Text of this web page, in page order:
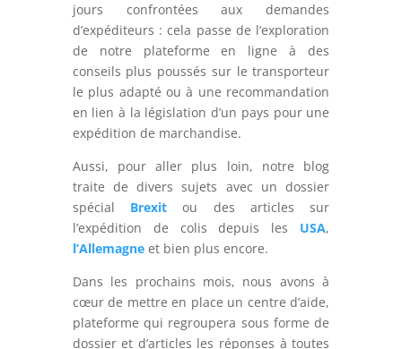
jours confrontées aux demandes
d’expéditeurs : cela passe de l’exploration
de notre plateforme en ligne à des
conseils plus poussés sur le transporteur
le plus adapté ou à une recommandation
en lien à la législation d’un pays pour une
expédition de marchandise.
Aussi, pour aller plus loin, notre blog
traite de divers sujets avec un dossier
spécial Brexitou des articles sur
l’expédition de colis depuis les USA,
l’Allemagneet bien plus encore.
Dans les prochains mois, nous avons à
cœur de mettre en place un centre d’aide,
plateforme qui regroupera sous forme de
dossier et d’articles les réponses à toutes